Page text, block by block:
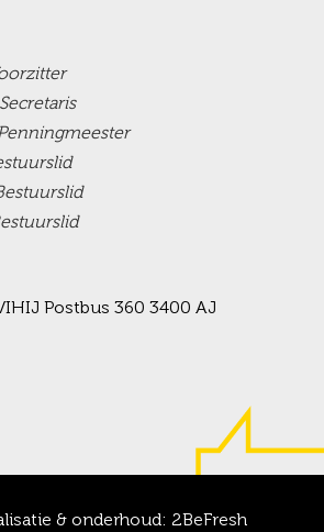
Secretaris
Postbus 360 3400 AJ
& onderhoud: 2BeFresh